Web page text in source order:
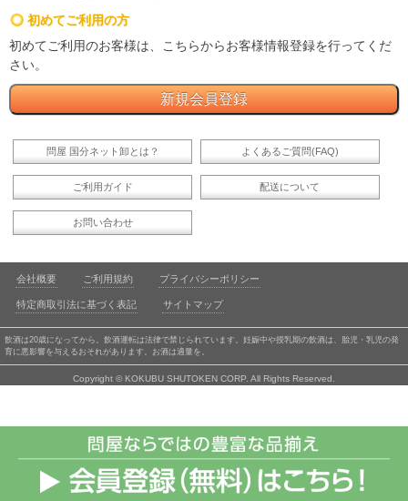
初めてご利用の方
初めてご利用のお客様は、こちらからお客様情報登録を行ってくだ
さい。
問屋 国分ネット卸とは？ よくあるご質問(FAQ)
ご利用ガイド 配送について
お問い合わせ
会社概要 ご利用規約 プライバシーポリシー
特定商取引法に基づく表記 サイトマップ
飲酒は20歳になってから。飲酒運転は法律で禁じられています。妊娠中や授乳期の飲酒は、胎児・乳児の発
育に悪影響を与えるおそれがあります。お酒は適量を。
Copyright © KOKUBU SHUTOKEN CORP. All Rights Reserved.